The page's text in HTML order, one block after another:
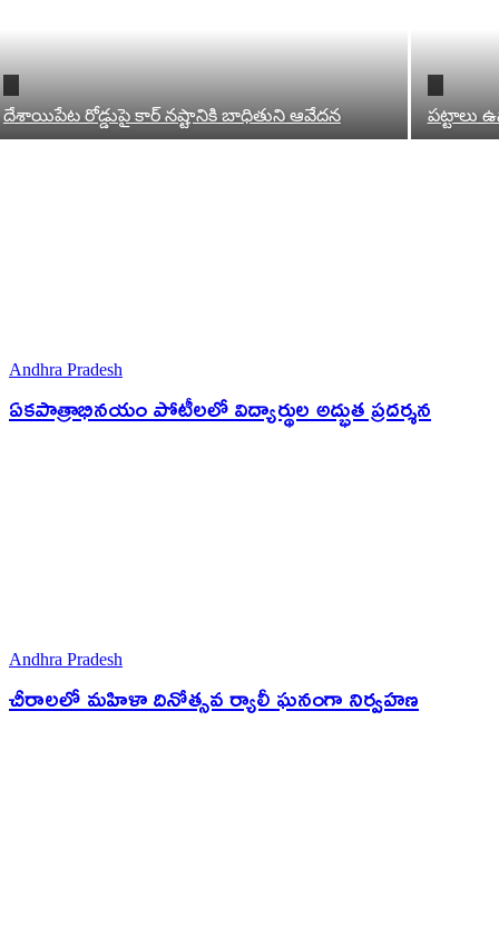
దేశాయిపేట రోడ్డుపై కార్ నష్టానికి బాధితుని ఆవేదన పట్టాలు
Andhra Pradesh
ఏకపాత్రాభినయం పోటీలలో విద్యార్థుల అద్భుత ప్రదర్శన
Andhra Pradesh
చీరాలలో మహిళా దినోత్సవ ర్యాలీ ఘనంగా నిర్వహణ